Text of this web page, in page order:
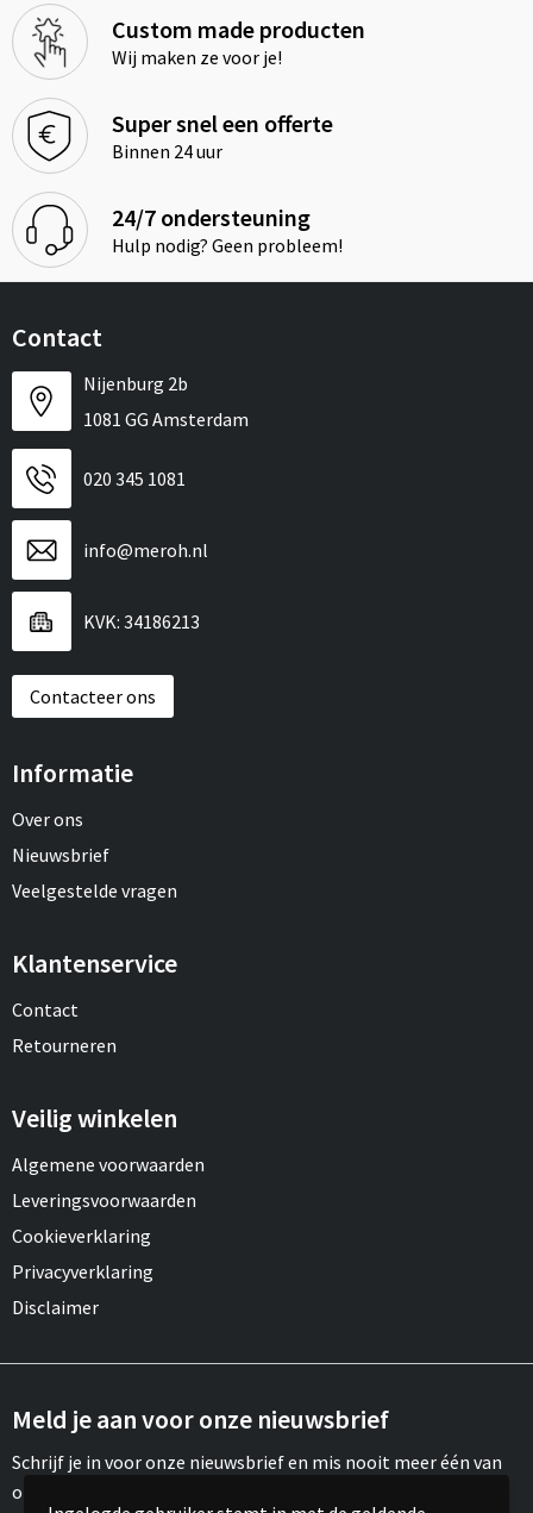
Custom made producten
Wij maken ze voor je!
Super snel een offerte
Binnen 24 uur
24/7 ondersteuning
Hulp nodig? Geen probleem!
Contact
Nijenburg 2b
1081 GG Amsterdam
020 345 1081
info@meroh.nl
KVK: 34186213
Contacteer ons
Informatie
Over ons
Nieuwsbrief
Veelgestelde vragen
Klantenservice
Contact
Retourneren
Veilig winkelen
Algemene voorwaarden
Leveringsvoorwaarden
Cookieverklaring
Privacyverklaring
Disclaimer
Meld je aan voor onze nieuwsbrief
Schrijf je in voor onze nieuwsbrief en mis nooit meer één van
onze leuke aanbiedingen of updates.